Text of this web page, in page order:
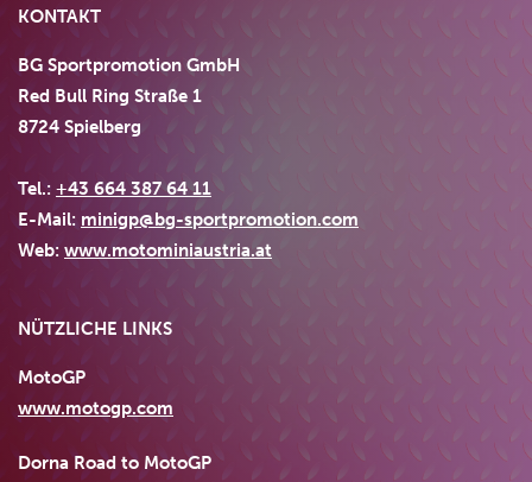
KONTAKT
BG Sportpromotion GmbH
Red Bull Ring Straße 1
8724 Spielberg
Tel.: +43 664 387 64 11
E-Mail: minigp@bg-sportpromotion.com
Web: www.motominiaustria.at
NÜTZLICHE LINKS
MotoGP
www.motogp.com
Dorna Road to MotoGP